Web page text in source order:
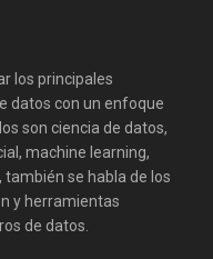
los principales
datos con un enfoque
son ciencia de datos,
machine learning,
se habla de los
y herramientas
de datos.